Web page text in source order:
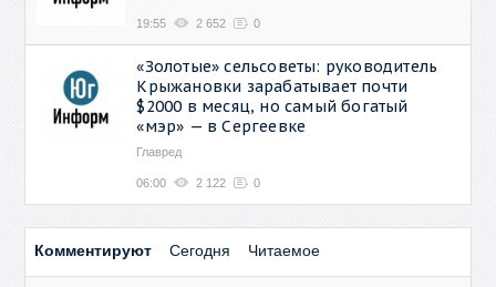
19:55 2 652 0
«Золотые» сельсоветы: руководитель
Крыжановки зарабатывает почти
$2000 в месяц, но самый богатый
«мэр» — в Сергеевке
Главред
06:00 2 122 0
Комментируют Сегодня Читаемое